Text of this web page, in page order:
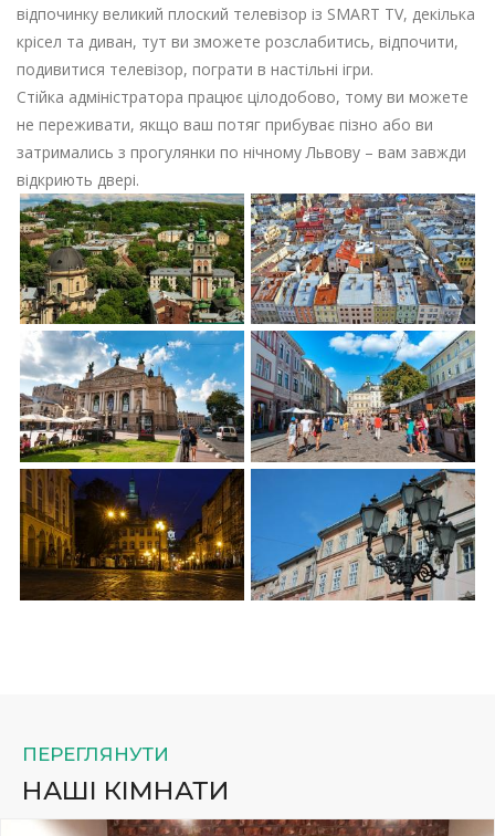
відпочинку великий плоский телевізор із SMART TV, декілька
крісел та диван, тут ви зможете розслабитись, відпочити,
подивитися телевізор, пограти в настільні ігри.
Стійка адміністратора працює цілодобово, тому ви можете
не переживати, якщо ваш потяг прибуває пізно або ви
затримались з прогулянки по нічному Львову – вам завжди
відкриють двері.
ПЕРЕГЛЯНУТИ
НАШІ КІМНАТИ